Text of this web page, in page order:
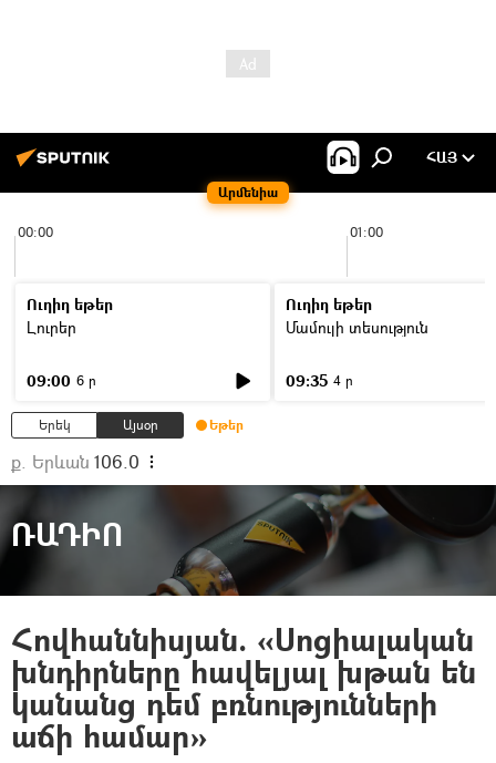
Արմենիա
ՀԱՅ
00:00 01:00
Ուղիղ եթեր
Լուրեր
09:00 6 ր
Ուղիղ եթեր
Մամուլի տեսություն
09:35 4 ր
Երեկ Այսօր Եթեր
ք. Երևան 106.0
ՌԱԴԻՈ
Հովհաննիսյան. «Սոցիալական
խնդիրները հավելյալ խթան են
կանանց դեմ բռնությունների
աճի համար»